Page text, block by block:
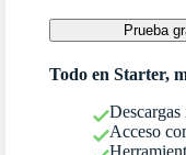
Prueba
Todo en Starter,
Acceso